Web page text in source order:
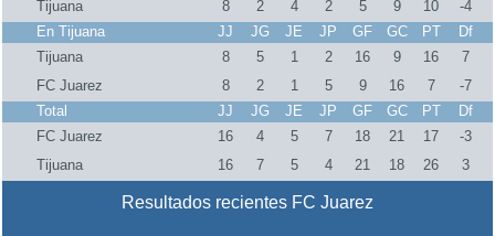
Tijuana
8 2 4 2 5 9 10
-4
En Tijuana
JJ JG JE JP GF GC PT
Df
Tijuana
8 5 1 2 16 9 16
7
FC Juarez
8 2 1 5 9 16 7
-7
Total
JJ JG JE JP GF GC PT
Df
FC Juarez
16 4 5 7 18 21 17
-3
Tijuana
16 7 5 4 21 18 26 3
Resultados recientes FC Juarez